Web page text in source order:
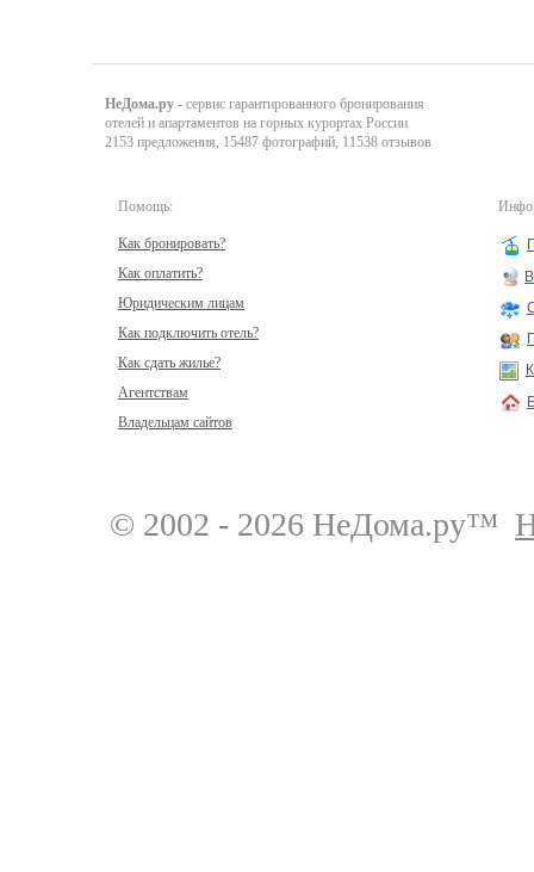
НеДома.ру - сервис гарантированного бронирования
отелей и апартаментов на горных курортах России
2153 предложения, 15487 фотографий, 11538 отзывов
Помощь:
Как бронировать?
Как оплатить?
Юридическим лицам
Как подключить отель?
Как сдать жилье?
Агентствам
Владельцам сайтов
© 2002 - 2026 НеДома.ру™